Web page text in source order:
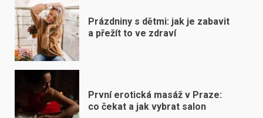
Prázdniny s dětmi: jak je zabavit
a přežít to ve zdraví
První erotická masáž v Praze:
co čekat a jak vybrat salon